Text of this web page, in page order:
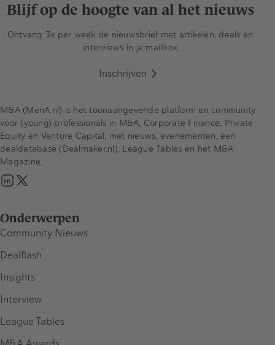
Blijf op de hoogte van al het nieuws
Ontvang 3x per week de nieuwsbrief met artikelen, deals en
interviews in je mailbox
Inschrijven
Onderwerpen
Community Nieuws
Dealflash
Insights
Interview
League Tables
M&A (MenA.nl) is het toonaangevende platform en community
voor (young) professionals in M&A, Corporate Finance, Private
Equity en Venture Capital, met nieuws, evenementen, een
dealdatabase (Dealmaker.nl), League Tables en het M&A
Magazine.